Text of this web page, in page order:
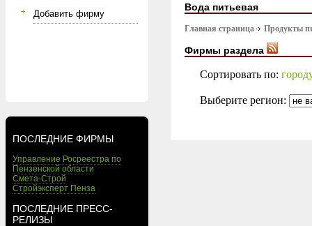
Добавить фирму
ПОСЛЕДНИЕ ФИРМЫ
Управление Росреестра по
Пензенской области
Смета-Строй
Стройэксперт Пенза
ПОСЛЕДНИЕ ПРЕСС-
РЕЛИЗЫ
Вода питьевая
Главная страница Продукты
Фирмы раздела
Сортировать по:
Выберите регион: